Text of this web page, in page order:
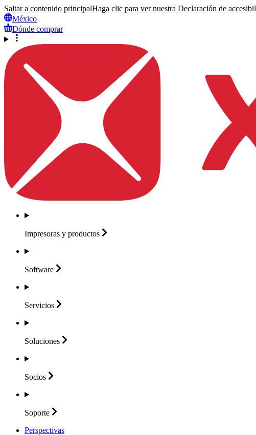
Saltar a contenido principalHaga clic para ver nuestra Declaración de
México
Dónde comprar
Impresoras y productos
Software
Servicios
Soluciones
Socios
Soporte
Perspectivas